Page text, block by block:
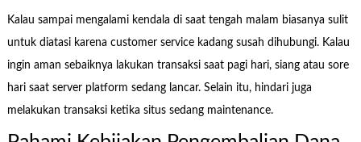
Kalau sampai mengalami kendala di saat tengah malam biasanya sulit
untuk diatasi karena customer service kadang susah dihubungi. Kalau
ingin aman sebaiknya lakukan transaksi saat pagi hari, siang atau sore
hari saat server platform sedang lancar. Selain itu, hindari juga
melakukan transaksi ketika situs sedang maintenance.